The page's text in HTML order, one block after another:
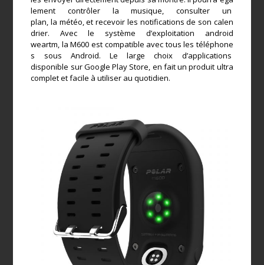
lement contrôler la musique, consulter un
plan, la météo, et recevoir les notifications de son calen
drier. Avec le système d’exploitation android
weartm, la M600 est compatible avec tous les téléphone
s sous Android. Le large choix d’applications
disponible sur Google Play Store, en fait un produit ultra
complet et facile à utiliser au quotidien.